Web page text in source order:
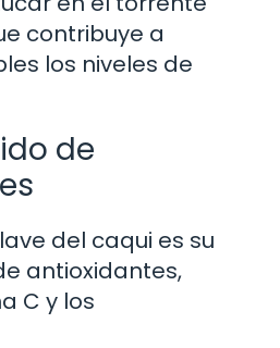
contribuye a
los niveles de
de
del caqui es su
antioxidantes,
C y los